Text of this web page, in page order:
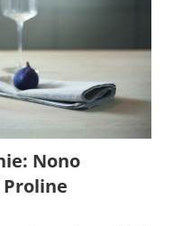
Nono
Proline